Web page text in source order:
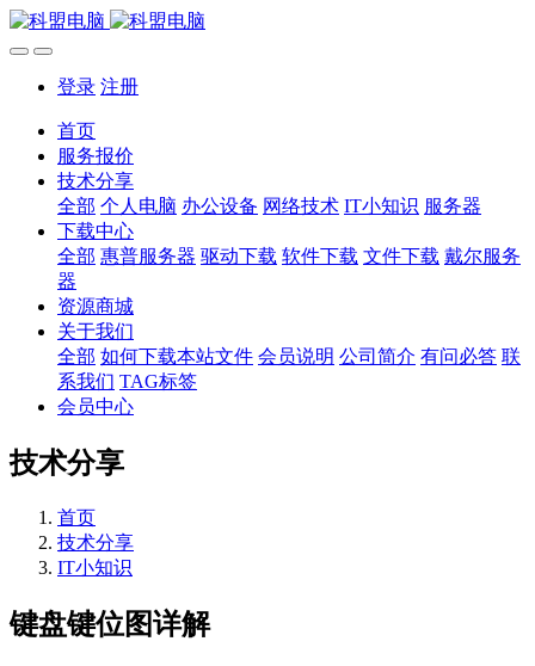
登录 注册
首页
服务报价
技术分享
全部 个人电脑 办公设备 网络技术 IT小知识 服务器
下载中心
全部 惠普服务器 驱动下载 软件下载 文件下载 戴尔服务
器
资源商城
关于我们
全部 如何下载本站文件 会员说明 公司简介 有问必答 联
系我们 TAG标签
会员中心
技术分享
首页
技术分享
IT小知识
键盘键位图详解